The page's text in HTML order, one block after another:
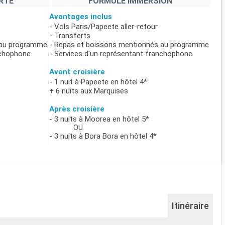
programme
Avantages inclus
- Vols Paris/Papeete aller-retour
- Transferts
- Repas et boissons mentionnés au programme
- Services d'un représentant franchophone
Avant croisière
- 1 nuit à Papeete en hôtel 4*
+ 6 nuits aux Marquises
Après croisière
- 3 nuits à Moorea en hôtel 5*
OU
- 3 nuits à Bora Bora en hôtel 4*
Itinéraire